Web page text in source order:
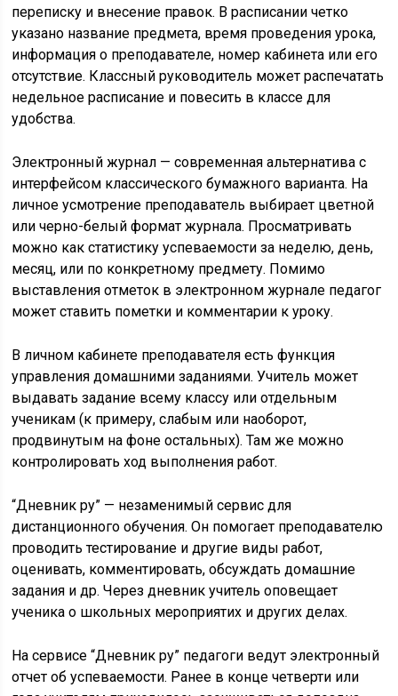
переписку и внесение правок. В расписании четко
указано название предмета, время проведения урока,
информация о преподавателе, номер кабинета или его
отсутствие. Классный руководитель может распечатать
недельное расписание и повесить в классе для
удобства.
Электронный журнал — современная альтернатива с
интерфейсом классического бумажного варианта. На
личное усмотрение преподаватель выбирает цветной
или черно-белый формат журнала. Просматривать
можно как статистику успеваемости за неделю, день,
месяц, или по конкретному предмету. Помимо
выставления отметок в электронном журнале педагог
может ставить пометки и комментарии к уроку.
В личном кабинете преподавателя есть функция
управления домашними заданиями. Учитель может
выдавать задание всему классу или отдельным
ученикам (к примеру, слабым или наоборот,
продвинутым на фоне остальных). Там же можно
контролировать ход выполнения работ.
“Дневник ру” — незаменимый сервис для
дистанционного обучения. Он помогает преподавателю
проводить тестирование и другие виды работ,
оценивать, комментировать, обсуждать домашние
задания и др. Через дневник учитель оповещает
ученика о школьных мероприятих и других делах.
На сервисе “Дневник ру” педагоги ведут электронный
отчет об успеваемости. Ранее в конце четверти или